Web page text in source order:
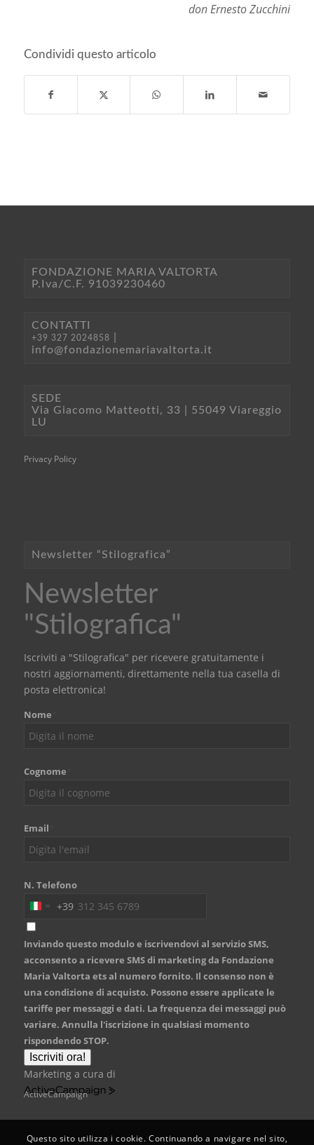
don Ernesto Zucchini
Condividi questo articolo
FONDAZIONE MARIA VALTORTA
P.Iva/C.F. 91039230460
CONTATTI
+39 327 2024858
info@fondazionemariavaltorta.it
SEDE
Via Giacomo Matteotti, 33 | 55049 Viareggio
LU
Privacy Policy
Newsletter “Stilografica”
Newsletter
"Stilografica"
Iscriviti a "Stilografica" per ricevere gratuitamente i
nostri aggiornamenti, direttamente nella tua casella di
posta elettronica!
Nome
Cognome
Email
N. Telefono
Italy
+39
+39
Inviando questo modulo e iscrivendovi al servizio SMS,
acconsento a ricevere SMS di marketing da Fondazione
Maria Valtorta ets al numero fornito. Il consenso non è
una condizione di acquisto. Possono essere applicate le
tariffe per messaggi e dati. La frequenza dei messaggi può
variare. Annulla l'iscrizione in qualsiasi momento
rispondendo STOP.
Iscriviti ora!
Marketing a cura di
ActiveCampaign
Questo sito utilizza i cookie. Continuando a navigare nel sito,